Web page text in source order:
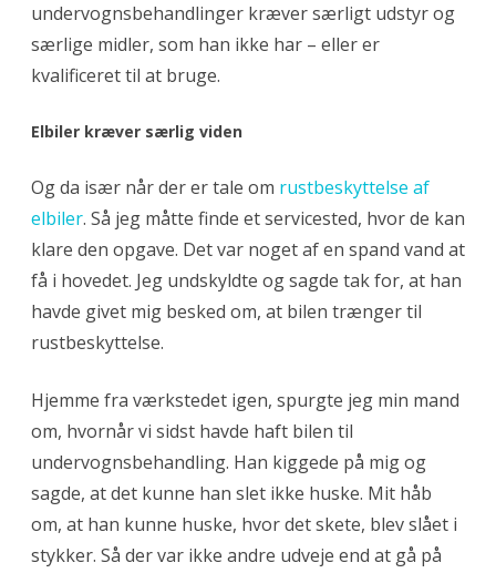
undervognsbehandlinger kræver særligt udstyr og
særlige midler, som han ikke har – eller er
kvalificeret til at bruge.
Elbiler kræver særlig viden
Og da især når der er tale om rustbeskyttelse af
elbiler. Så jeg måtte finde et servicested, hvor de kan
klare den opgave. Det var noget af en spand vand at
få i hovedet. Jeg undskyldte og sagde tak for, at han
havde givet mig besked om, at bilen trænger til
rustbeskyttelse.
Hjemme fra værkstedet igen, spurgte jeg min mand
om, hvornår vi sidst havde haft bilen til
undervognsbehandling. Han kiggede på mig og
sagde, at det kunne han slet ikke huske. Mit håb
om, at han kunne huske, hvor det skete, blev slået i
stykker. Så der var ikke andre udveje end at gå på